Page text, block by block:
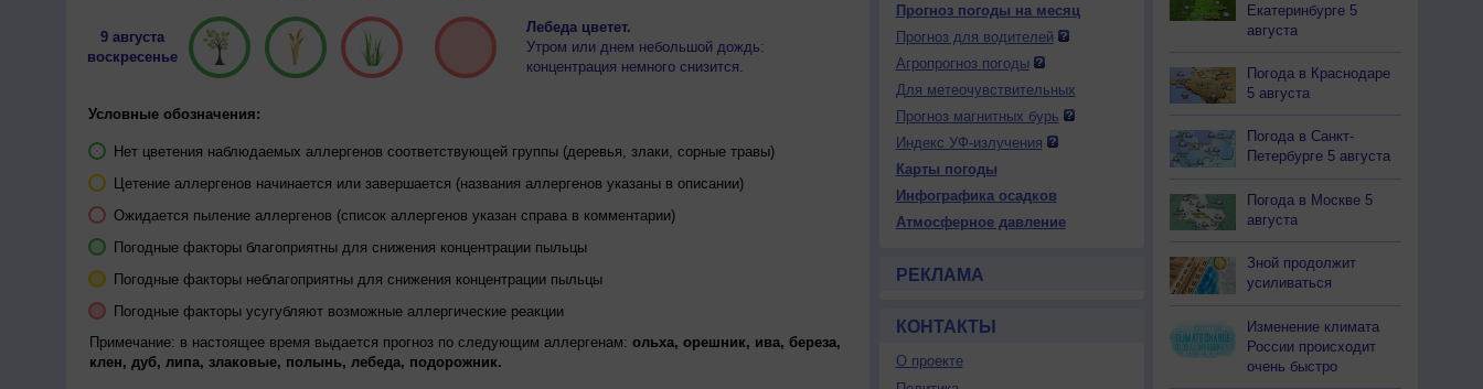
9 августа
воскресенье
Лебеда цветет.
Утром или днем небольшой дождь:
концентрация немного снизится.
Условные обозначения:
Нет цветения наблюдаемых аллергенов соответствующей группы (деревья, злаки, сорные травы)
Цетение аллергенов начинается или завершается (названия аллергенов указаны в описании)
Ожидается пыление аллергенов (список аллергенов указан справа в комментарии)
Погодные факторы благоприятны для снижения концентрации пыльцы
Погодные факторы неблагоприятны для снижения концентрации пыльцы
Погодные факторы усугубляют возможные аллергические реакции
Примечание: в настоящее время выдается прогноз по следующим аллергенам: ольха, орешник, ива, береза,
клен, дуб, липа, злаковые, полынь, лебеда, подорожник.
Прогноз погоды на месяц
Прогноз для водителей
Агропрогноз погоды
Для метеочувствительных
Прогноз магнитных бурь
Индекс УФ-излучения
Карты погоды
Инфографика осадков
Атмосферное давление
РЕКЛАМА
КОНТАКТЫ
О проекте
Екатеринбурге 5
августа
Погода в Краснодаре
5 августа
Погода в Санкт-
Петербурге 5 августа
Погода в Москве 5
августа
Зной продолжит
усиливаться
Изменение климата
России происходит
очень быстро